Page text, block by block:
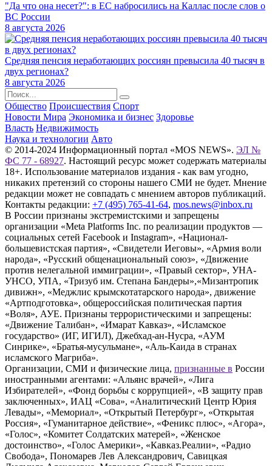
"Да что она несет?": в ЕС набросились на Каллас после слов о
ВС России
8 августа 2026
Средняя пенсия неработающих россиян превысила 40 тысяч в
двух регионах?
8 августа 2026
Общество Происшествия Спорт
Новости Мира Экономика и бизнес Здоровье
Власть Недвижимость
Наука и технологии Авто
© 2014-2024 Информационный портал «MOS NEWS». ЭЛ №
ФС 77 - 68927. Настоящий ресурс может содержать материалы
18+. Использование материалов издания - как вам угодно,
никаких претензий со стороны нашего СМИ не будет. Мнение
редакции может не совпадать с мнением авторов публикаций.
Контакты редакции: +7 (495) 765-41-64, mos.news@inbox.ru
В России признаны экстремистскими и запрещены
организации «Meta Platforms Inc. по реализации продуктов —
социальных сетей Facebook и Instagram», «Национал-
большевистская партия», «Свидетели Иеговы», «Армия воли
народа», «Русский общенациональный союз», «Движение
против нелегальной иммиграции», «Правый сектор», УНА-
УНСО, УПА, «Тризуб им. Степана Бандеры»,«Мизантропик
дивижн», «Меджлис крымскотатарского народа», движение
«Артподготовка», общероссийская политическая партия
«Воля», АУЕ. Признаны террористическими и запрещены:
«Движение Талибан», «Имарат Кавказ», «Исламское
государство» (ИГ, ИГИЛ), Джебхад-ан-Нусра, «АУМ
Синрике», «Братья-мусульмане», «Аль-Каида в странах
исламского Магриба».
Организации, СМИ и физические лица, признанные в России
иностранными агентами: «Альянс врачей», «Лига
Избирателей», «Фонд борьбы с коррупцией», «В защиту прав
заключенных», ИАЦ «Сова», «Аналитический Центр Юрия
Левады», «Мемориал», «Открытый Петербург», «Открытая
Россия», «Гуманитарное действие», «Феникс плюс», «Агора»,
«Голос», «Комитет Солдатских матерей», «Женское
достоинство», «Голос Америки», «Кавказ.Реалии», «Радио
Свобода», Пономарев Лев Александрович, Савицкая